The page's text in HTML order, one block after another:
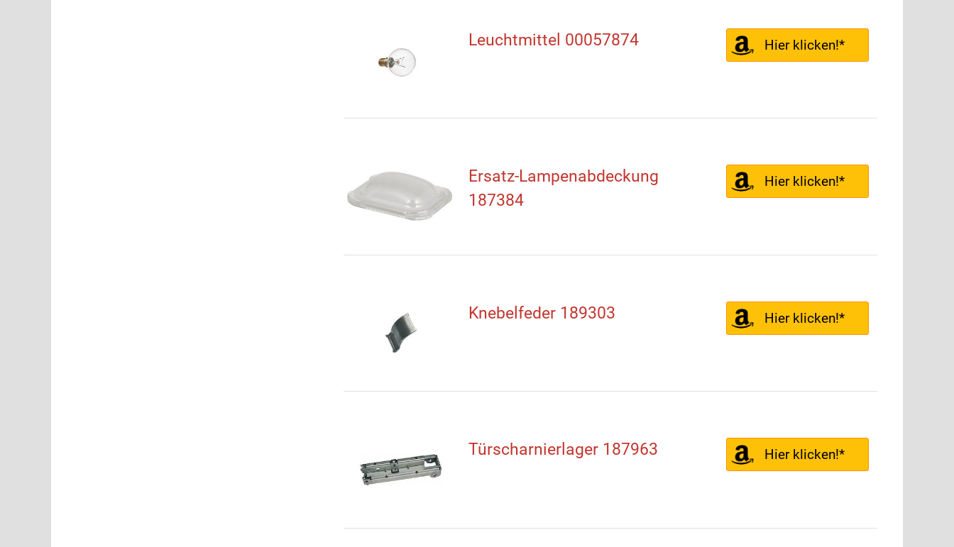
Leuchtmittel 00057874 Hier klicken!*
Ersatz-Lampenabdeckung
187384
Hier klicken!*
Knebelfeder 189303 Hier klicken!*
Türscharnierlager 187963 Hier klicken!*